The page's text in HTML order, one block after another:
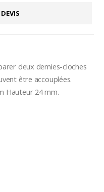
deux demies-cloches
être accouplées.
Hauteur 24 mm.